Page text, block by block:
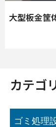
大型板金筐
カテゴ
ゴミ処理